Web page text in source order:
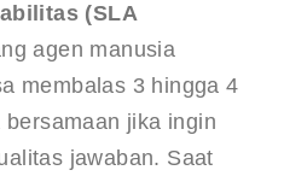
(SLA
agen manusia
membalas 3 hingga 4
jika ingin
jawaban. Saat